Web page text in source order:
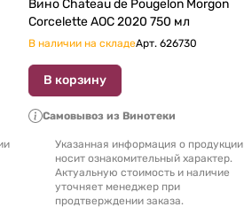
Вино Chateau de Pougelon Morgon
Corcelette AOC 2020 750 мл
В наличии на складеАрт. 626730
В корзину
Самовывоз из Винотеки
Указанная информация о продукции
носит ознакомительный характер.
Актуальную стоимость и наличие
уточняет менеджер при
продтверждении заказа.